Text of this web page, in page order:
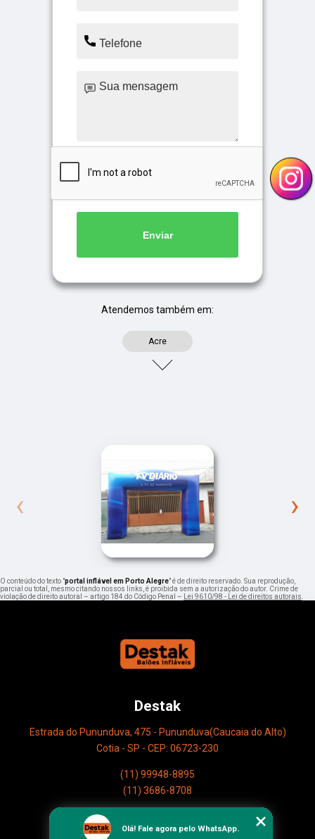
Enviar
Atendemos também em:
Acre
‹ ›
O conteúdo do texto "portal inflável em Porto Alegre" é de direito reservado. Sua reprodução,
parcial ou total, mesmo citando nossos links, é proibida sem a autorização do autor. Crime de
violação de direito autoral – artigo 184 do Código Penal –
Lei 9610/98 - Lei de direitos autorais
Destak
Estrada do Pununduva, 475 - Pununduva(Caucaia do Alto)
Cotia - SP - CEP: 06723-230
(11) 99948-8895
(11) 3686-8708
Empresa
Olá! Fale agora pelo WhatsApp.